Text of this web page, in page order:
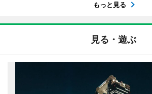
もっと見る
見る・遊ぶ